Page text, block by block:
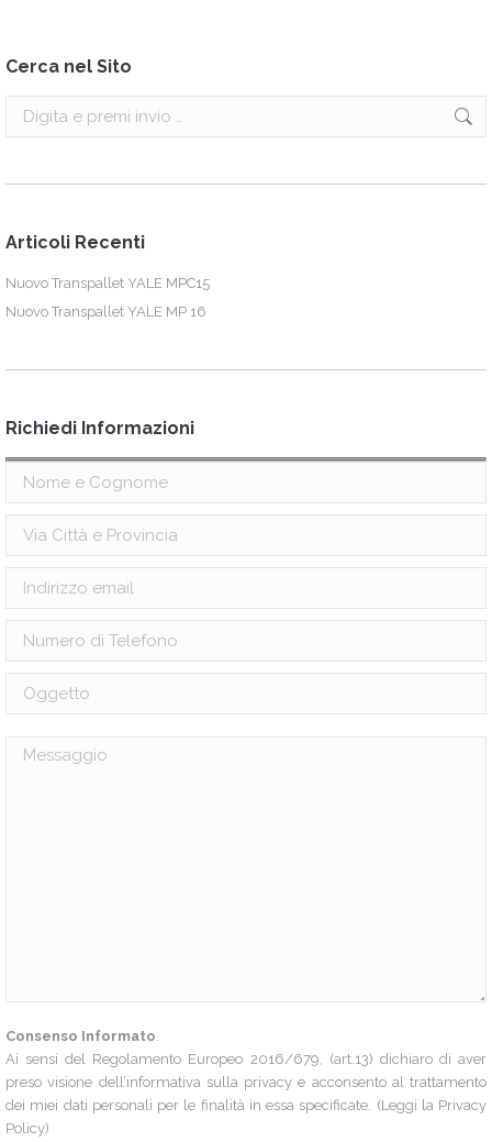
Cerca nel Sito
Search:
Articoli Recenti
Nuovo Transpallet YALE MPC15
Nuovo Transpallet YALE MP 16
Richiedi Informazioni
Consenso Informato.
Ai sensi del Regolamento Europeo 2016/679, (art.13) dichiaro di aver
preso visione dell’informativa sulla privacy e acconsento al trattamento
dei miei dati personali per le finalità in essa specificate. (Leggi la Privacy
Policy)